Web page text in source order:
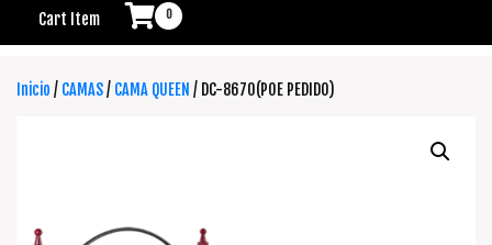
Cart Item 0
Inicio / CAMAS/ CAMA QUEEN / DC-8670(POE PEDIDO)